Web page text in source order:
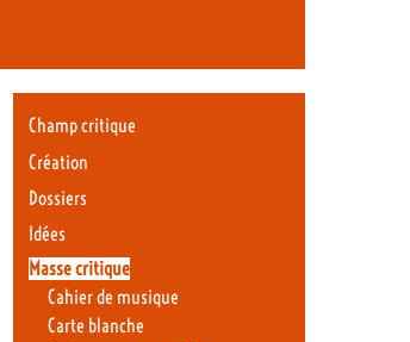
Champ critique
Création
Dossiers
Idées
Masse critique
Cahier de musique
Carte blanche